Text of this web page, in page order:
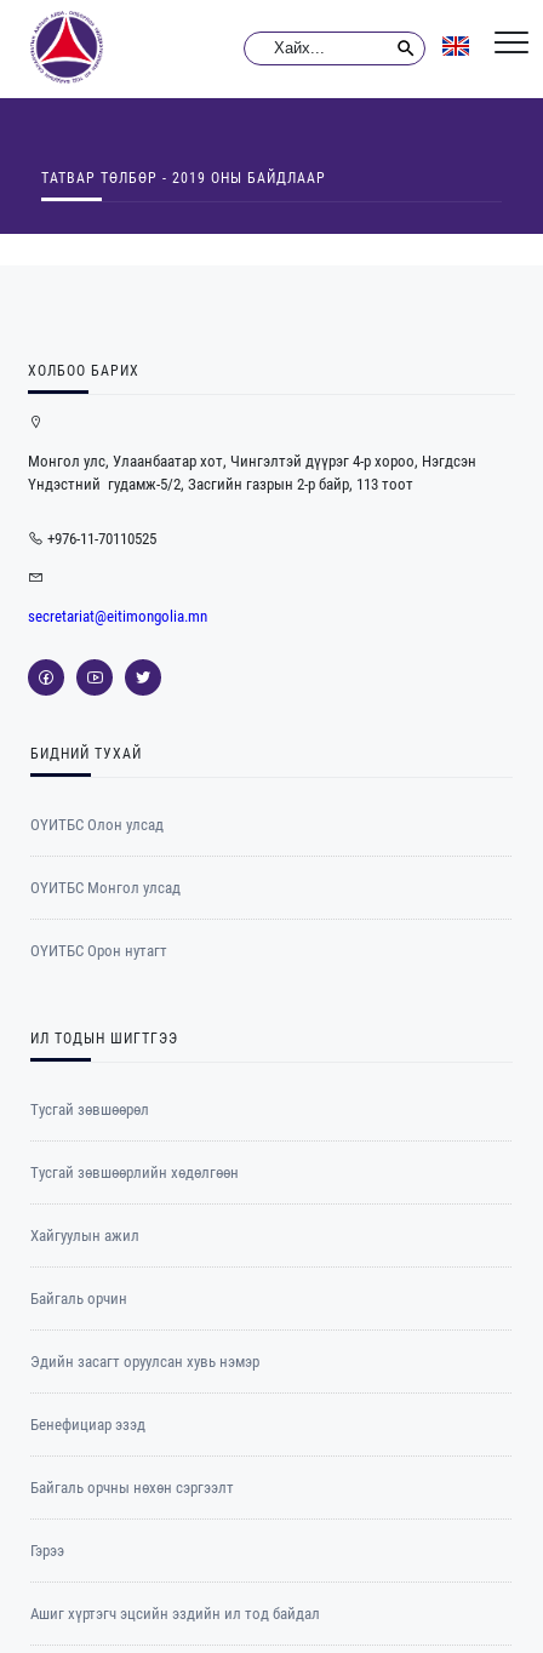
ТАТВАР ТӨЛБӨР - 2019 ОНЫ БАЙДЛААР
ХОЛБОО БАРИХ
Монгол улс, Улаанбаатар хот, Чингэлтэй дүүрэг 4-р хороо, Нэгдсэн
Үндэстний гудамж-5/2, Засгийн газрын 2-р байр, 113 тоот
+976-11-70110525
secretariat@eitimongolia.mn
БИДНИЙ ТУХАЙ
ОҮИТБС Олон улсад
ОYИТБС Монгол улсад
ОYИТБС Орон нутагт
ИЛ ТОДЫН ШИГТГЭЭ
Тусгай зөвшөөрөл
Тусгай зөвшөөрлийн хөдөлгөөн
Хайгуулын ажил
Байгаль орчин
Эдийн засагт оруулсан хувь нэмэр
Бенефициар эзэд
Байгаль орчны нөхөн сэргээлт
Гэрээ
Ашиг хүртэгч эцсийн эздийн ил тод байдал